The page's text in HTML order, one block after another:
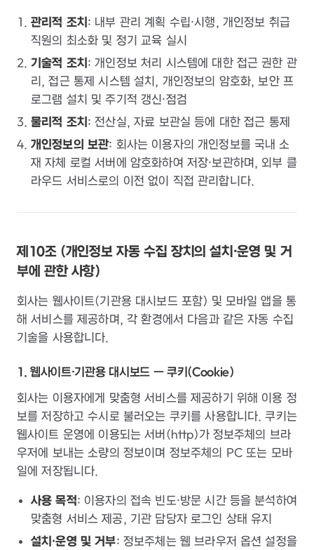
관리적 조치 : 내부 관리 계획 수립·시행, 개인정보 취급
직원의 최소화 및 정기 교육 실시
기술적 조치 : 개인정보 처리 시스템에 대한 접근 권한 관
리, 접근 통제 시스템 설치, 개인정보의 암호화, 보안 프
로그램 설치 및 주기적 갱신·점검
물리적 조치 : 전산실, 자료 보관실 등에 대한 접근 통제
개인정보의 보관: 회사는 이용자의 개인정보를 국내 소
재 자체 로컬 서버에 암호화하여 저장·보관하며, 외부 클
라우드 서비스로의 이전 없이 직접 관리합니다.
제10조 (개인정보 자동 수집 장치의 설치·운영 및 거
부에 관한 사항)
회사는 웹사이트(기관용 대시보드 포함) 및 모바일 앱을 통
해 서비스를 제공하며, 각 환경에서 다음과 같은 자동 수집
기술을 사용합니다.
1. 웹사이트·기관용 대시보드 — 쿠키(Cookie)
회사는 이용자에게 맞춤형 서비스를 제공하기 위해 이용 정
보를 저장하고 수시로 불러오는 쿠키를 사용합니다. 쿠키는
웹사이트 운영에 이용되는 서버(http)가 정보주체의 브라
우저에 보내는 소량의 정보이며 정보주체의 PC 또는 모바
일에 저장됩니다.
사용 목적: 이용자의 접속 빈도·방문 시간 등을 분석하여
맞춤형 서비스 제공, 기관 담당자 로그인 상태 유지
설치·운영 및 거부: 정보주체는 웹 브라우저 옵션 설정을